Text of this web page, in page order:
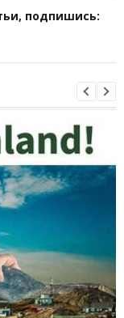
подпишись: